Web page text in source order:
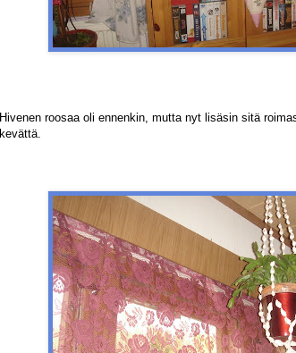
Hivenen roosaa oli ennenkin, mutta nyt lisäsin sitä
kevättä.